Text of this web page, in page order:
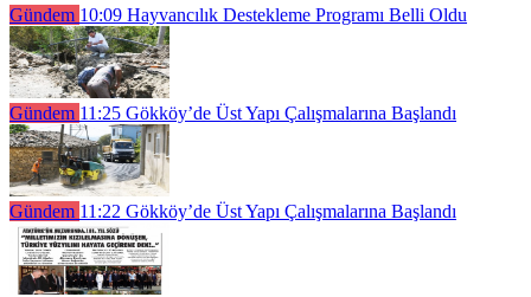
Gündem 10:09 Hayvancılık Destekleme Programı Belli Oldu
Gündem 11:25 Gökköy’de Üst Yapı Çalışmalarına Başlandı
Gündem 11:22 Gökköy’de Üst Yapı Çalışmalarına Başlandı